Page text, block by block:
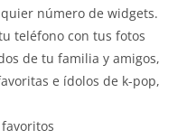
número de widgets.
teléfono con tus fotos
de tu familia y amigos,
e ídolos de k-pop,